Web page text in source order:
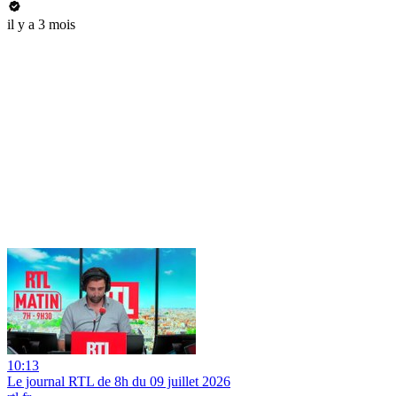
il y a 3 mois
10:13
Le journal RTL de 8h du 09 juillet 2026